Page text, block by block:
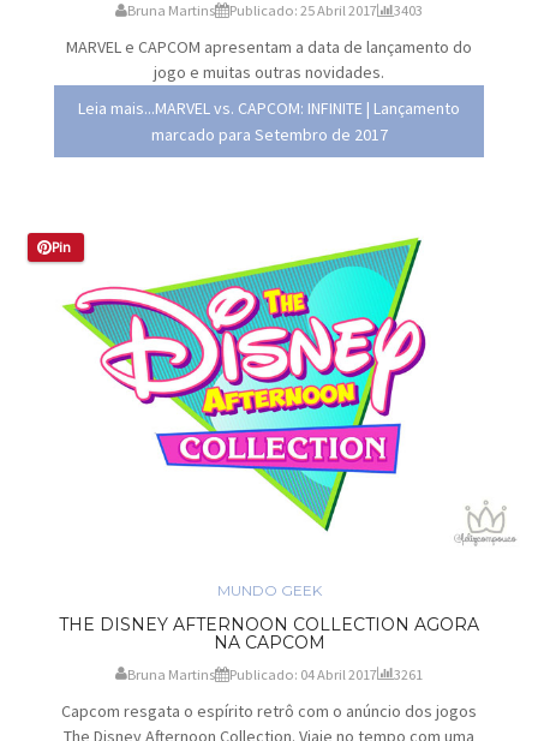
Bruna Martins Publicado: 25 Abril 2017 3403
MARVEL e CAPCOM apresentam a data de lançamento do
jogo e muitas outras novidades.
Leia mais...MARVEL vs. CAPCOM: INFINITE | Lançamento
marcado para Setembro de 2017
Pin
MUNDO GEEK
THE DISNEY AFTERNOON COLLECTION AGORA
NA CAPCOM
Bruna Martins Publicado: 04 Abril 2017 3261
Capcom resgata o espírito retrô com o anúncio dos jogos
The Disney Afternoon Collection. Viaje no tempo com uma